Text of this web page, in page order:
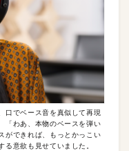
口でベース音を真似して再現
「わあ、本物のベースを弾い
ができれば、もっとかっこい
る意欲も見せていました。